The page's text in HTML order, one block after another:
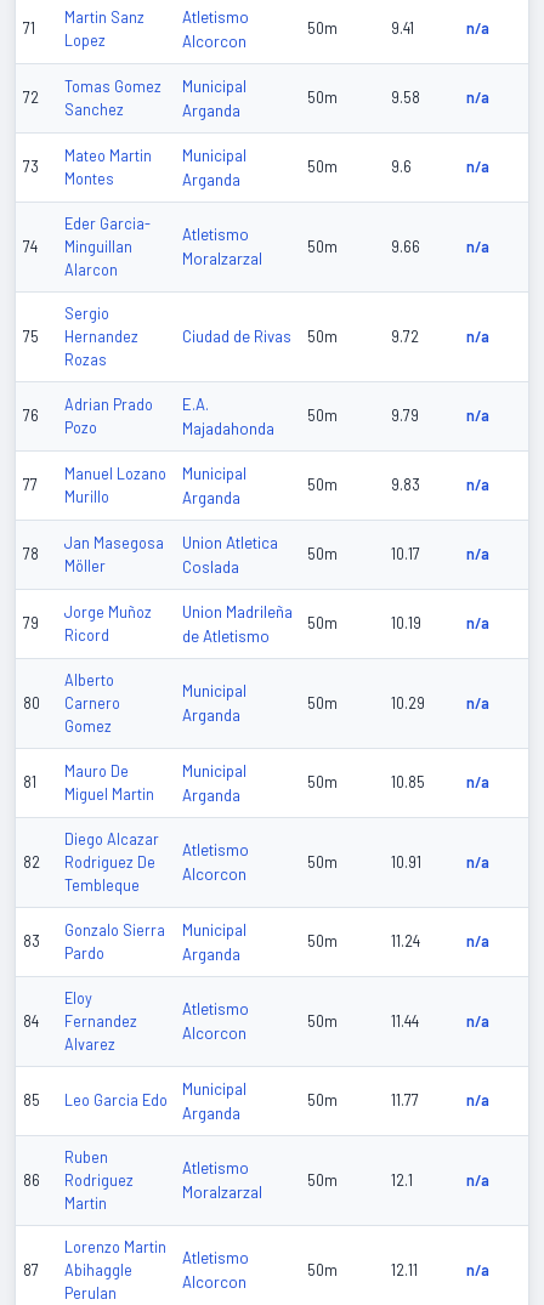
71
Martin Sanz
Lopez
Atletismo
Alcorcon
50m 9.41 n/a
72
Tomas Gomez
Sanchez
Municipal
Arganda
50m 9.58 n/a
73
Mateo Martin
Montes
Municipal
Arganda
50m 9.6 n/a
74
Eder Garcia-
Minguillan
Alarcon
Atletismo
Moralzarzal
50m 9.66 n/a
75
Sergio
Hernandez
Rozas
Ciudad de Rivas 50m 9.72 n/a
76
Adrian Prado
Pozo
E.A.
Majadahonda
50m 9.79 n/a
77
Manuel Lozano
Murillo
Municipal
Arganda
50m 9.83 n/a
78
Jan Masegosa
Möller
Union Atletica
Coslada
50m 10.17 n/a
79
Jorge Muñoz
Ricord
Union Madrileña
de Atletismo
50m 10.19 n/a
80
Alberto
Carnero
Gomez
Municipal
Arganda
50m 10.29 n/a
81
Mauro De
Miguel Martin
Municipal
Arganda
50m 10.85 n/a
82
Diego Alcazar
Rodriguez De
Tembleque
Atletismo
Alcorcon
50m 10.91 n/a
83
Gonzalo Sierra
Pardo
Municipal
Arganda
50m 11.24 n/a
84
Eloy
Fernandez
Alvarez
Atletismo
Alcorcon
50m 11.44 n/a
85 Leo Garcia Edo
Municipal
Arganda
50m 11.77 n/a
86
Ruben
Rodriguez
Martin
Atletismo
Moralzarzal
50m 12.1 n/a
87
Lorenzo Martin
Abihaggle
Perulan
Atletismo
Alcorcon
50m 12.11 n/a